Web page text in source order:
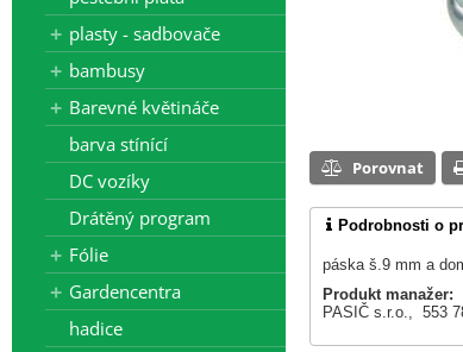
plasty - sadbovače
bambusy
Barevné květináče
barva stínící
DC vozíky
Drátěný program
Fólie
Gardencentra
hadice
Porovnat
Podrobnosti o
páska š.9 mm a
Produkt manažer:
PASIČ s.r.o., 553